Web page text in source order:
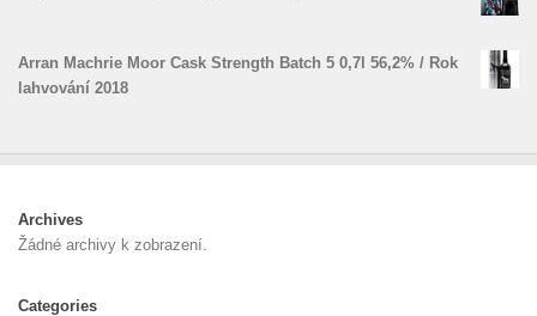
Arran Machrie Moor Cask Strength Batch 5 0,7l 56,2% / Rok
lahvování 2018
Archives
Žádné archivy k zobrazení.
Categories